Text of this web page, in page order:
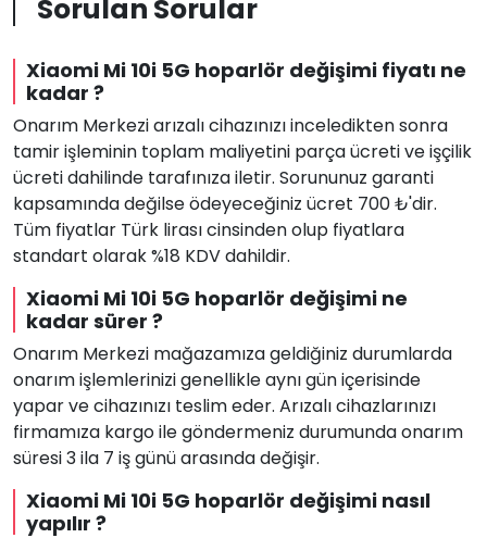
Sorulan Sorular
Xiaomi Mi 10i 5G hoparlör değişimi fiyatı ne
kadar ?
Onarım Merkezi arızalı cihazınızı inceledikten sonra
tamir işleminin toplam maliyetini parça ücreti ve işçilik
ücreti dahilinde tarafınıza iletir. Sorununuz garanti
kapsamında değilse ödeyeceğiniz ücret 700 ₺'dir.
Tüm fiyatlar Türk lirası cinsinden olup fiyatlara
standart olarak %18 KDV dahildir.
Xiaomi Mi 10i 5G hoparlör değişimi ne
kadar sürer ?
Onarım Merkezi mağazamıza geldiğiniz durumlarda
onarım işlemlerinizi genellikle aynı gün içerisinde
yapar ve cihazınızı teslim eder. Arızalı cihazlarınızı
firmamıza kargo ile göndermeniz durumunda onarım
süresi 3 ila 7 iş günü arasında değişir.
Xiaomi Mi 10i 5G hoparlör değişimi nasıl
yapılır ?